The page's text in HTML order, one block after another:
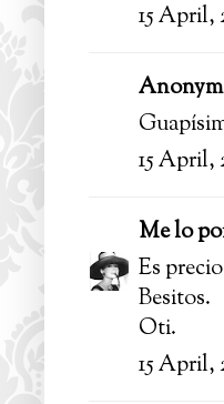
15 April,
15 April,
Me lo
Es
Besitos.
Oti.
15 April,